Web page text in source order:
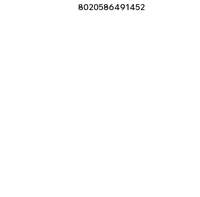
8020586491452